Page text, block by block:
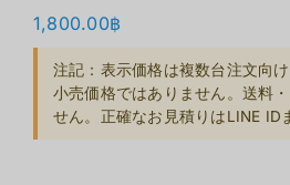
1,800.00฿
注記：表示価格は複数台注文向
小売価格ではありません。送料
せん。正確なお見積りはLINE ID